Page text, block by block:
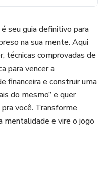
seu guia definitivo para
na sua mente. Aqui
técnicas comprovadas de
para vencer a
financeira e construir uma
do mesmo” e quer
você. Transforme
mentalidade e vire o jogo